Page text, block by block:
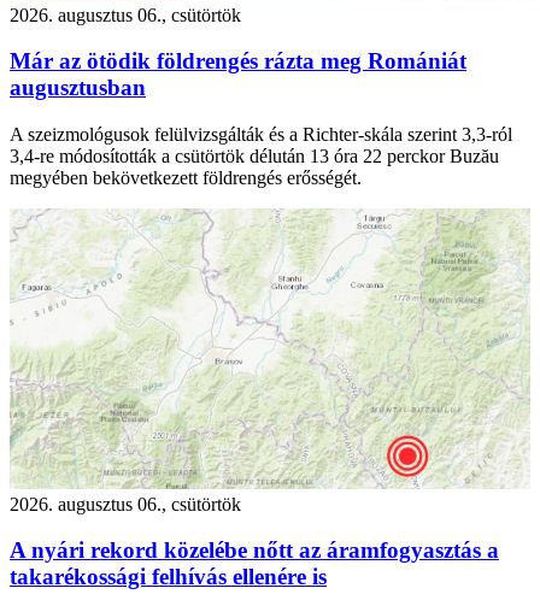
2026. augusztus 06., csütörtök
Már az ötödik földrengés rázta meg Romániát
augusztusban
A szeizmológusok felülvizsgálták és a Richter-skála szerint 3,3-ról
3,4-re módosították a csütörtök délután 13 óra 22 perckor Buzău
megyében bekövetkezett földrengés erősségét.
2026. augusztus 06., csütörtök
A nyári rekord közelébe nőtt az áramfogyasztás a
takarékossági felhívás ellenére is